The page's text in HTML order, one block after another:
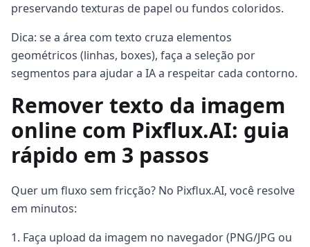
preservando texturas de papel ou fundos coloridos.
Dica: se a área com texto cruza elementos
geométricos (linhas, boxes), faça a seleção por
segmentos para ajudar a IA a respeitar cada contorno.
Remover texto da imagem
online com Pixflux.AI: guia
rápido em 3 passos
Quer um fluxo sem fricção? No Pixflux.AI, você resolve
em minutos:
Faça upload da imagem no navegador (PNG/JPG ou